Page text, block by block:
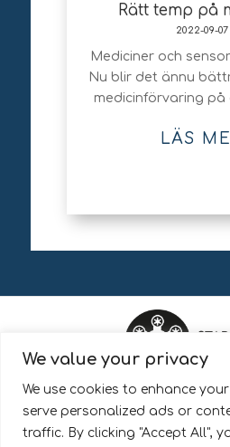
We value your privacy
We use cookies to enhance
serve personalized ads or
traffic. By clicking "Accept All",
Rätt temp på
2022-09-07
Mediciner och
Nu blir det ännu
medicinförvaring på
LÄS
StadshubbsAlliansen är en
Läs mer om hur vi behandlar